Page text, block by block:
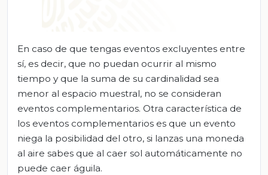
En caso de que tengas eventos excluyentes entre
sí, es decir, que no puedan ocurrir al mismo
tiempo y que la suma de su cardinalidad sea
menor al espacio muestral, no se consideran
eventos complementarios. Otra característica de
los eventos complementarios es que un evento
niega la posibilidad del otro, si lanzas una moneda
al aire sabes que al caer sol automáticamente no
puede caer águila.